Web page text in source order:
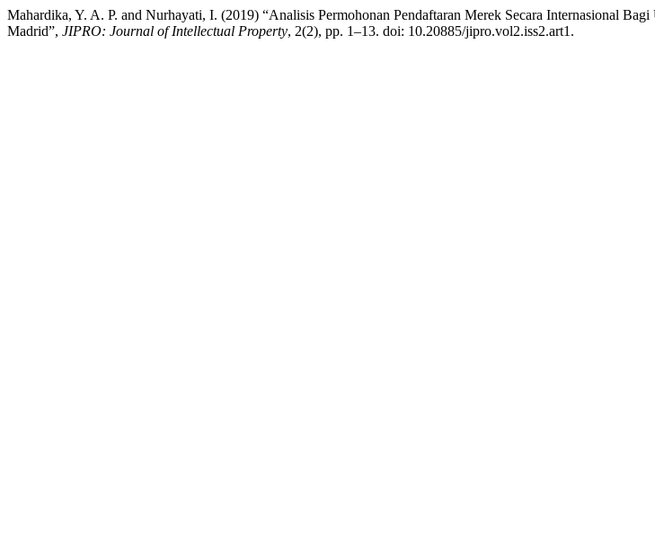
Mahardika, Y. A. P. and Nurhayati, I. (2019) “Analisis Permohonan Pendaftaran Merek Secara Internasional
Madrid”, JIPRO: Journal of Intellectual Property, 2(2), pp. 1–13. doi: 10.20885/jipro.vol2.iss2.art1.